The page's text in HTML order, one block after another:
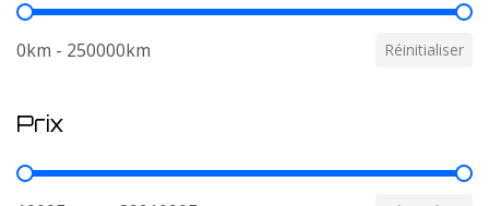
Kilometrage
0km - 250000km Réinitialiser
Prix
Prix